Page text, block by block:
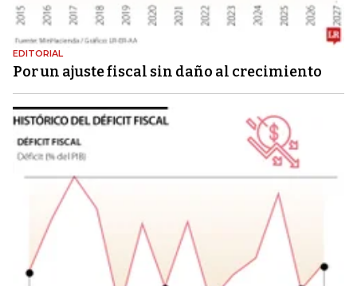
EDITORIAL
Por un ajuste fiscal sin daño al crecimiento